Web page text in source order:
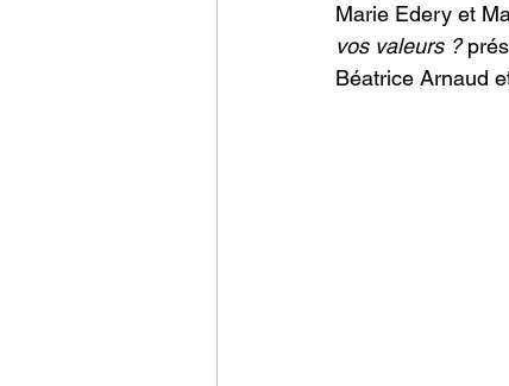
Marie Edery et
vos valeurs ?
Béatrice Arnaud